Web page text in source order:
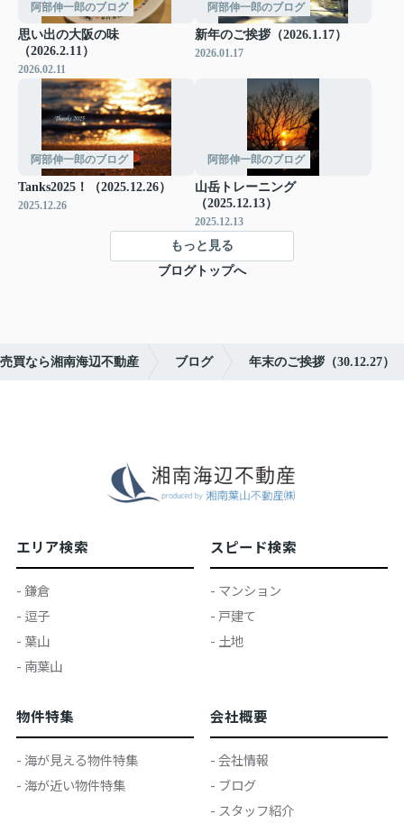
阿部伸一郎のブログ
思い出の大阪の味
（2026.2.11）
2026.02.11
阿部伸一郎のブログ
新年のご挨拶（2026.1.17）
2026.01.17
阿部伸一郎のブログ
Tanks2025！（2025.12.26）
2025.12.26
阿部伸一郎のブログ
山岳トレーニング
（2025.12.13）
2025.12.13
もっと見る
ブログトップへ
買なら湘南海辺不動産 ブログ 年末のご挨拶（30.12.27）
エリア検索
- 鎌倉
- 逗子
- 葉山
- 南葉山
スピード検索
- マンション
- 戸建て
- 土地
物件特集
- 海が見える物件特集
- 海が近い物件特集
会社概要
- 会社情報
- ブログ
- スタッフ紹介